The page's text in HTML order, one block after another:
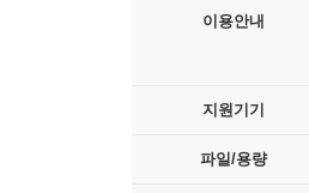
이용안내
지원기기
파일/용량